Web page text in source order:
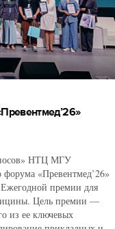
НТЦ МГУ
«Превентмед’26»
премии для
Цель премии —
из ее ключевых